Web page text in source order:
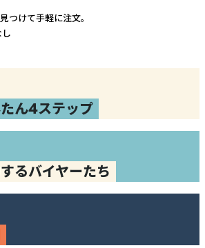
つけて手軽に注文。
ん4ステップ
るバイヤーたち